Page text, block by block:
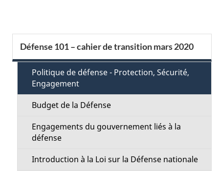
a
e
Défense 101 – cahier de transition mars 2020
Politique de défense - Protection, Sécurité,
Engagement
Budget de la Défense
Engagements du gouvernement liés à la
défense
Introduction à la Loi sur la Défense nationale